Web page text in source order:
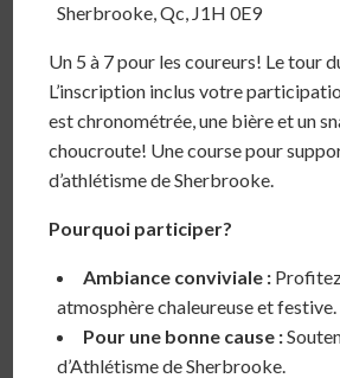
Sherbrooke, Qc, J1H 0E9
Un 5 à 7 pour les coureurs! Le tour
L’inscription inclus votre
est chronométrée, une bière et un
choucroute! Une course pour
d’athlétisme de Sherbrooke.
Pourquoi participer?
Ambiance conviviale : Profitez
atmosphère chaleureuse et festive.
Pour une bonne cause :
d’Athlétisme de Sherbrooke.